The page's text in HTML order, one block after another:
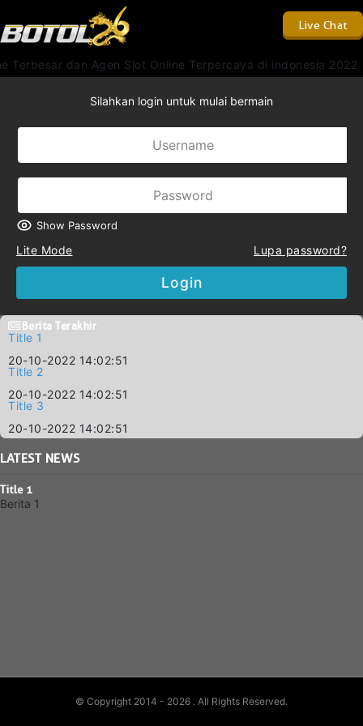
Live Chat
Terbesar dan Agen Slot Online Terpercaya di indonesia 2022
Silahkan login untuk mulai bermain
Show Password
Lite Mode Lupa password?
Login
Berita Terakhir
Title 1
20-10-2022 14:02:51
Title 2
20-10-2022 14:02:51
Title 3
20-10-2022 14:02:51
LATESTNEWS
Title 1
Berita 1
© Copyright 2014 - 2026 . All Rights Reserved.